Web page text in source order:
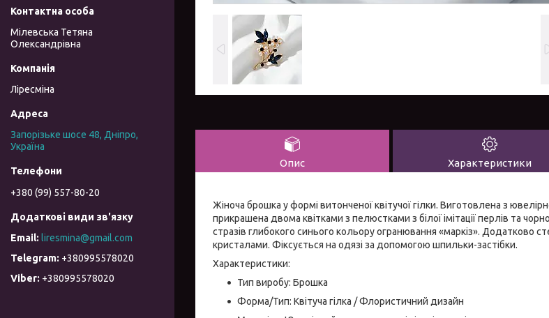
Опис Характеристики
Жіноча брошка у формі витонченої квітучої гілки. Виготовлена з
прикрашена двома квітками з пелюстками з білої імітації перлів та
стразів глибокого синього кольору огранювання «маркіз». Додатково
кристалами. Фіксується на одязі за допомогою шпильки-застібки.
Характеристики:
Тип виробу: Брошка
Форма/Тип: Квітуча гілка / Флористичний дизайн
Мілевська Тетяна
Олександрівна
Ліресміна
Запорізьке шосе 48, Дніпро,
Україна
+380 (99) 557-80-20
liresmina@gmail.com
+380995578020
+380995578020